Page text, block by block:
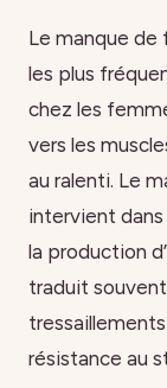
Le manque de
les plus
chez les
vers les
au ralenti. Le
intervient
la production
traduit
résistance au